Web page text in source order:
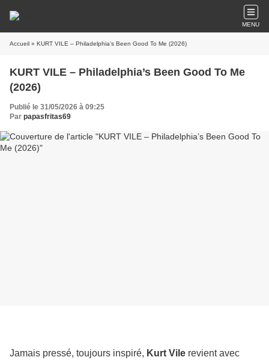
MENU
Accueil » KURT VILE – Philadelphia’s Been Good To Me (2026)
KURT VILE – Philadelphia’s Been Good To Me
(2026)
Publié le 31/05/2026 à 09:25
Par papasfritas69
Jamais pressé, toujours inspiré, Kurt Vile revient avec